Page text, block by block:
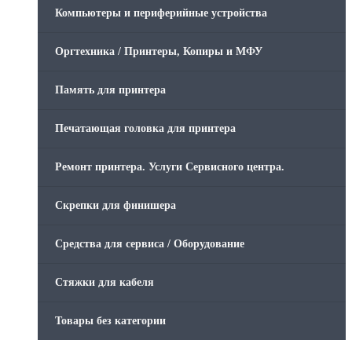
Компьютеры и периферийные устройства
Оргтехника / Принтеры, Копиры и МФУ
Память для принтера
Печатающая головка для принтера
Ремонт принтера. Услуги Сервисного центра.
Скрепки для финишера
Средства для сервиса / Оборудование
Стяжки для кабеля
Товары без категории